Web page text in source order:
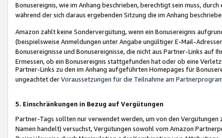
Bonusereignis, wie im Anhang beschrieben, berechtigt sein muss,
während der sich daraus ergebenden Sitzung die im Anhang
Amazon zahlt keine Sondervergütung, wenn ein Bonusereignis
(beispielsweise Anmeldungen unter Angabe ungültiger E-Mail-
Bonusereignisse und Bonusereignisse, die nicht aus Partner-Links auf
Ermessen, ob ein Bonusereignis stattgefunden hat oder ob eine
Partner-Links zu den im Anhang aufgeführten Homepages für
ungeachtet derVoraussetzungen für die Teilnahme am
5. Einschränkungen in Bezug auf Vergütungen
Partner-Tags sollten nur verwendet werden, um von den
Namen handelt) versuchst, Vergütungen sowohl vom Amazon